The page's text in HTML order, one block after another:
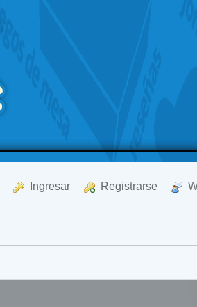
Ingresar Registrarse